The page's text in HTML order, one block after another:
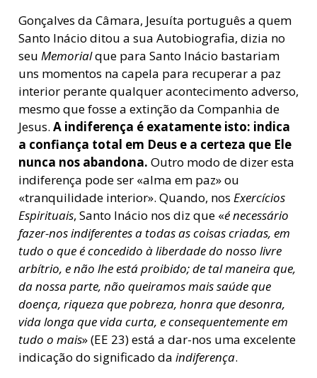
Gonçalves da Câmara, Jesuíta português a quem
Santo Inácio ditou a sua Autobiografia, dizia no
seu Memorialque para Santo Inácio bastariam
uns momentos na capela para recuperar a paz
interior perante qualquer acontecimento adverso,
mesmo que fosse a extinção da Companhia de
Jesus. A indiferença é exatamente isto: indica
a confiança total em Deus e a certeza que Ele
nunca nos abandona. Outro modo de dizer esta
indiferença pode ser «alma em paz» ou
«tranquilidade interior». Quando, nos Exercícios
Espirituais, Santo Inácio nos diz que «é necessário
fazer-nos indiferentes a todas as coisas criadas, em
tudo o que é concedido à liberdade do nosso livre
arbítrio, e não lhe está proibido; de tal maneira que,
da nossa parte, não queiramos mais saúde que
doença, riqueza que pobreza, honra que desonra,
vida longa que vida curta, e consequentemente em
tudo o mais» (EE 23) está a dar-nos uma excelente
indicação do significado da indiferença.